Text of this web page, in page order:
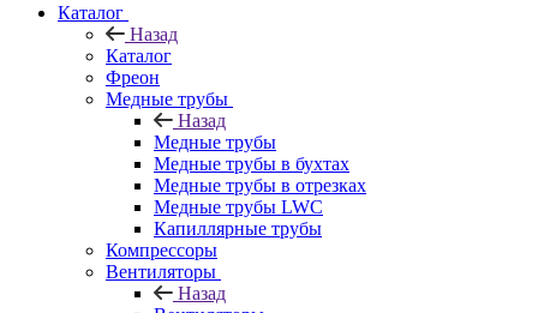
Каталог
Назад
Каталог
Фреон
Медные трубы
Назад
Медные трубы
Медные трубы в бухтах
Медные трубы в отрезках
Медные трубы LWC
Капиллярные трубы
Компрессоры
Вентиляторы
Назад